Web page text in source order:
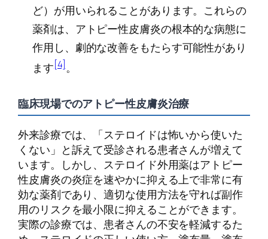
ど）が用いられることがあります。これらの
薬剤は、アトピー性皮膚炎の根本的な病態に
作用し、劇的な改善をもたらす可能性があり
ます[4]。
臨床現場でのアトピー性皮膚炎治療
外来診療では、「ステロイドは怖いから使いた
くない」と訴えて受診される患者さんが増えて
います。しかし、ステロイド外用薬はアトピー
性皮膚炎の炎症を速やかに抑える上で非常に有
効な薬剤であり、適切な使用方法を守れば副作
用のリスクを最小限に抑えることができます。
実際の診療では、患者さんの不安を軽減するた